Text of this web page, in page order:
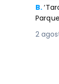
B.
2